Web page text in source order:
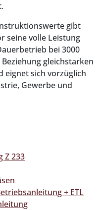
gibt
seine volle Leistung
bei 3000
gleichstarken
eignet sich vorzüglich
Gewerbe und
Z 233
+ ETL